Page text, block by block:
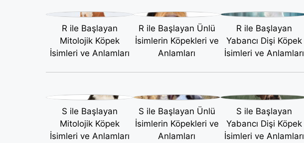
R ile Başlayan
Mitolojik Köpek
İsimleri ve Anlamları
R ile Başlayan Ünlü
İsimlerin Köpekleri ve
Anlamları
R ile Başlayan
Yabancı Dişi Köpek
İsimleri ve Anlamları
S ile Başlayan
Mitolojik Köpek
İsimleri ve Anlamları
S ile Başlayan Ünlü
İsimlerin Köpekleri ve
Anlamları
S ile Başlayan
Yabancı Dişi Köpek
İsimleri ve Anlamları